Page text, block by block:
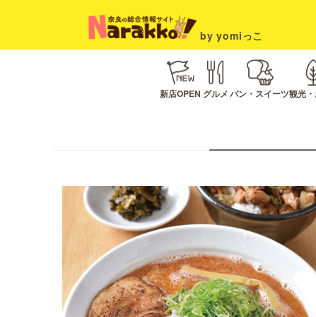
by yomiっこ
新店OPEN グルメ パン・スイーツ観光